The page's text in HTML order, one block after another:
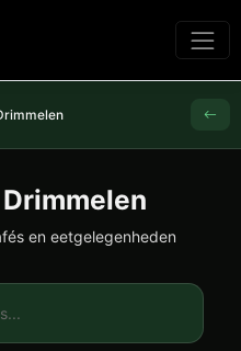
en eetgelegenheden